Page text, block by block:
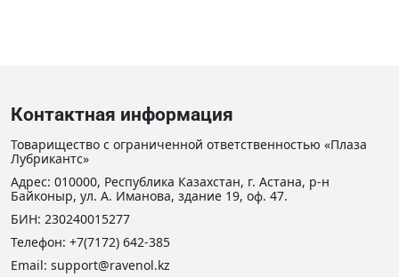
Контактная информация
Товарищество с ограниченной ответственностью «Плаза
Лубрикантс»
Адрес: 010000, Республика Казахстан, г. Астана, р-н
Байконыр, ул. А. Иманова, здание 19, оф. 47.
БИН: 230240015277
Телефон: +7(7172) 642-385
Email: support@ravenol.kz